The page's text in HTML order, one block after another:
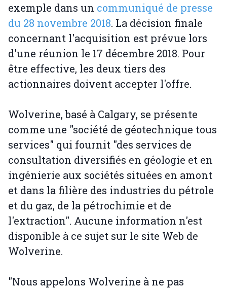
exemple dans un communiqué de presse
du 28 novembre 2018. La décision finale
concernant l'acquisition est prévue lors
d'une réunion le 17 décembre 2018. Pour
être effective, les deux tiers des
actionnaires doivent accepter l'offre.
Wolverine, basé à Calgary, se présente
comme une "société de géotechnique tous
services" qui fournit "des services de
consultation diversifiés en géologie et en
ingénierie aux sociétés situées en amont
et dans la filière des industries du pétrole
et du gaz, de la pétrochimie et de
l'extraction". Aucune information n'est
disponible à ce sujet sur le site Web de
Wolverine.
"Nous appelons Wolverine à ne pas